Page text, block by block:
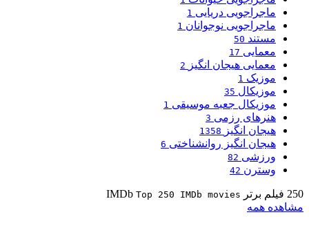
ماجراجویی دریایی 1
ماجراجویی نوجوانان 1
مستند 50
معمایی 17
معمایی هیجان انگیز 2
موزیک 1
موزیکال 35
موزیکال جعبه موسیقی 1
هنرهای رزمی 3
هیجان انگیز 1358
هیجان انگیز روانشناختی 6
ورزشی 82
وسترن 42
250 فیلم برتر IMDb Top 250 IMDb movies
مشاهده همه